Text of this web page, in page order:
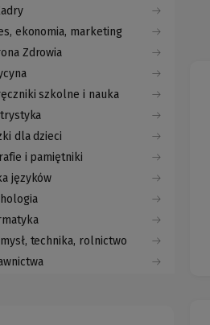
ekonomia, marketing
Zdrowia
szkolne i nauka
dla dzieci
i pamiętniki
języków
technika, rolnictwo